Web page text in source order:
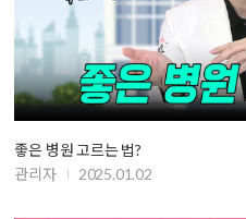
좋은 병원 고르는 법?
관리자
2025.01.02